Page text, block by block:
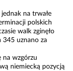
na trwałe
polskich
walk zginęło
345 uznano za
na wzgórzu
niemiecką pozycją